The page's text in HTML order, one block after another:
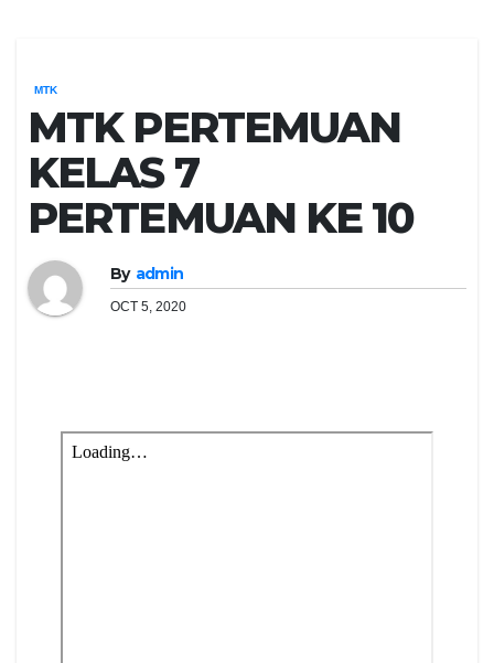
MTK
MTK PERTEMUAN
KELAS 7
PERTEMUAN KE 10
By admin
OCT 5, 2020